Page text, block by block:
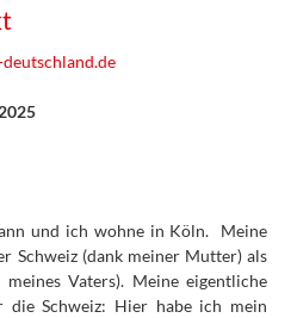
und ich wohne in Köln. Meine
Schweiz (dank meiner Mutter) als
Vaters). Meine eigentliche
Schweiz: Hier habe ich mein